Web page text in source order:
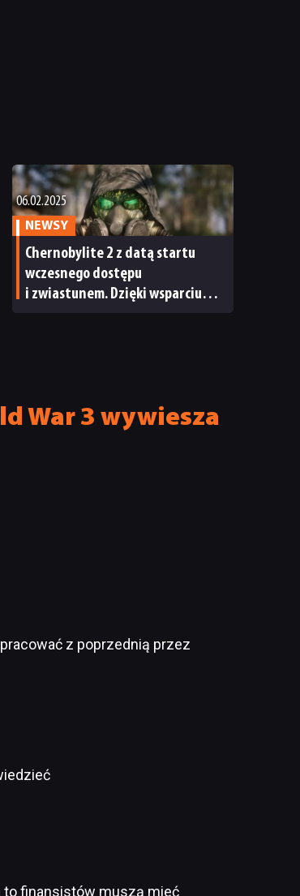
06.02.2025
NEWSY
Chernobylite 2 z datą startu
wczesnego dostępu
i zwiastunem. Dzięki wsparciu
War 3 wywiesza
z poprzednią przez
to finansistów muszą mieć